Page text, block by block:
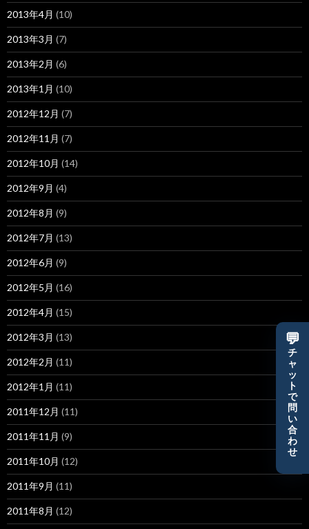
2013年4月 (10)
2013年3月 (7)
2013年2月 (6)
2013年1月 (10)
2012年12月 (7)
2012年11月 (7)
2012年10月 (14)
2012年9月 (4)
2012年8月 (9)
2012年7月 (13)
2012年6月 (9)
2012年5月 (16)
2012年4月 (15)
2012年3月 (13)
2012年2月 (11)
2012年1月 (11)
2011年12月 (11)
2011年11月 (9)
2011年10月 (12)
2011年9月 (11)
2011年8月 (12)
💬
チ
ャ
ッ
ト
で
問
い
合
わ
せ